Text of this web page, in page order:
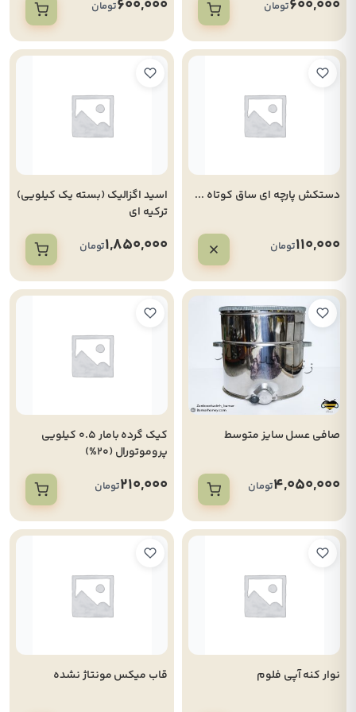
600,000تومان 600,000تومان
دستکش پارچه ای ساق کوتاه ...
110,000تومان
اسید اگزالیک (بسته یک کیلویی)
ترکیه ای
1,850,000تومان
صافی عسل سایز متوسط
4,050,000تومان
کیک گرده بامار 0.5 کیلویی
پروموتورال (20%)
210,000تومان
نوار کنه آپی فلوم قاب میکس مونتاژ نشده